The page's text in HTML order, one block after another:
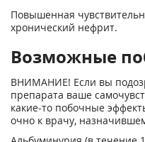
Повышенная
хронический нефрит.
Возможные
ВНИМАНИЕ! Если вы
препарата ваше
какие-то побочные
очно к врачу,